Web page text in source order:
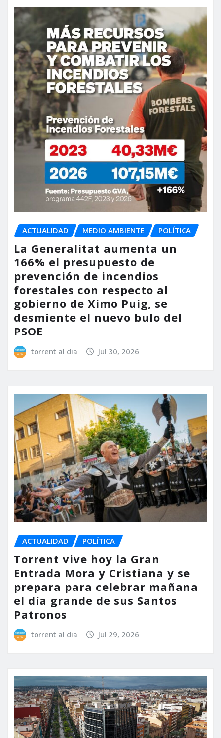
ACTUALIDAD MEDIO AMBIENTE POLÍTICA
La Generalitat aumenta un
166% el presupuesto de
prevención de incendios
forestales con respecto al
gobierno de Ximo Puig, se
desmiente el nuevo bulo del
PSOE
torrent al dia Jul 30, 2026
ACTUALIDAD POLÍTICA
Torrent vive hoy la Gran
Entrada Mora y Cristiana y se
prepara para celebrar mañana
el día grande de sus Santos
Patronos
torrent al dia Jul 29, 2026